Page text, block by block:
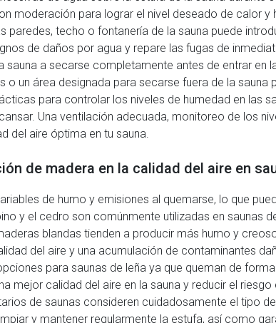
moderación para lograr el nivel deseado de calor y
paredes, techo o fontanería de la sauna puede
de daños por agua y repare las fugas de
sauna a secarse completamente antes de entrar en
un área designada para secarse fuera de la sauna
para controlar los niveles de humedad en las
Una ventilación adecuada, monitoreo de los
del aire óptima en tu sauna.
de madera en la calidad del aire en
de humo y emisiones al quemarse, lo que
y el cedro son comúnmente utilizadas en saunas
blandas tienden a producir más humo y
del aire y una acumulación de contaminantes
para saunas de leña ya que queman de
mejor calidad del aire en la sauna y reducir el
de saunas consideren cuidadosamente el tipo
y mantener regularmente la estufa, así como